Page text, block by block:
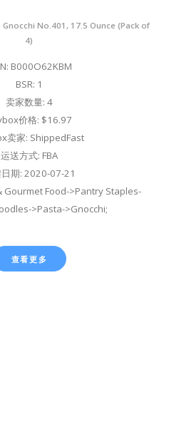
No.401, 17.5 Ounce (Pack of
4)
B000O62KBM
BSR: 1
卖家数量: 4
价格: $16.97
卖家: ShippedFast
运送方式: FBA
期: 2020-07-21
Gourmet Food->Pantry Staples-
>Pasta->Gnocchi;
查看更多